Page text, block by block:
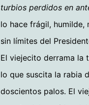
turbios perdidos en
lo hace frágil, humilde,
sin límites del
El viejecito derrama la
lo que suscita la rabia
doscientos palos. El